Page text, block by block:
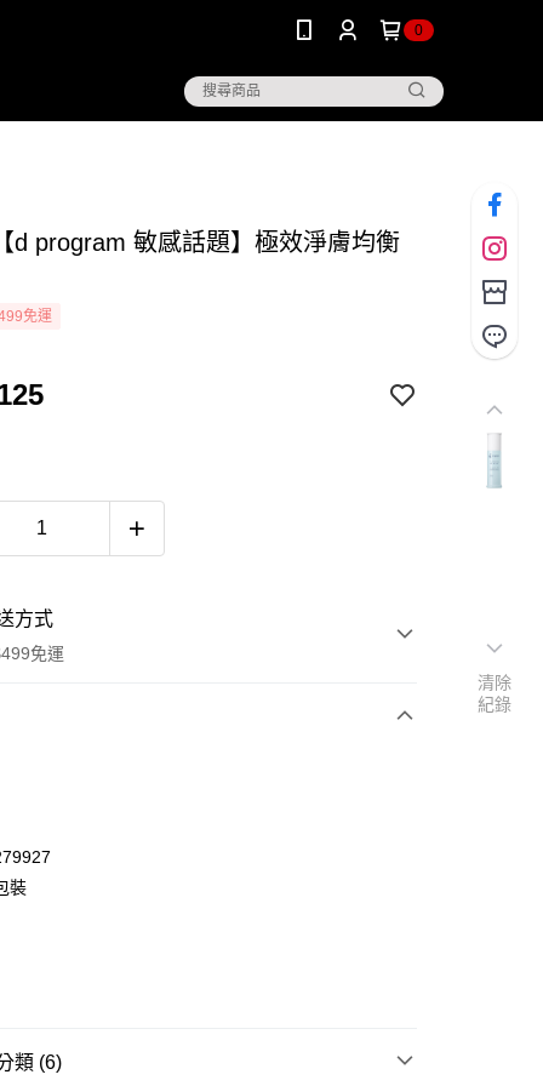
0
d program 敏感話題】極效淨膚均衡
免運
方式
免運
款
裝
類 (6)
清除
紀錄